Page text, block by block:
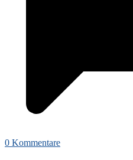
0 Kommentare